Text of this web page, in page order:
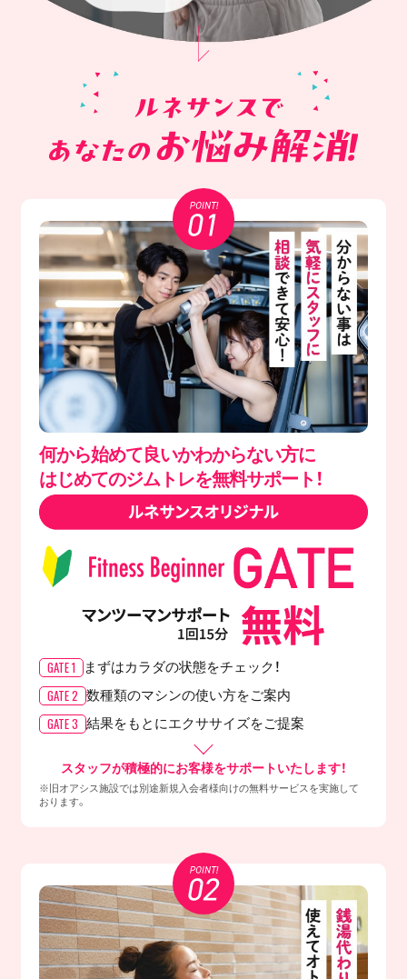
何から始めて良いかわからない方に
はじめてのジムトレを無料サポート！
GATE 1 まずはカラダの状態をチェック！
GATE 2 数種類のマシンの使い方をご案内
GATE 3 結果をもとにエクササイズをご提案
スタッフが積極的にお客様をサポートいたします！
※旧オアシス施設では別途新規入会者様向けの無料サービスを実施して
おります。